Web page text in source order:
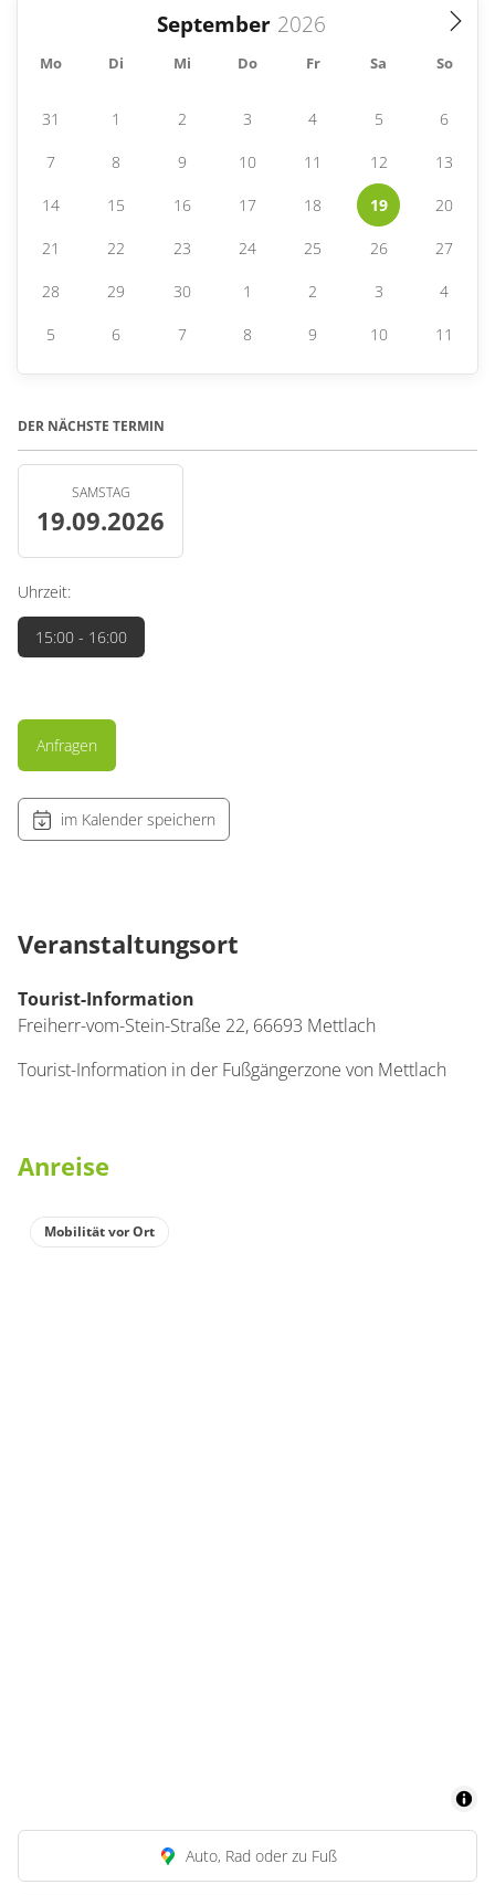
September
Mo Di Mi Do Fr Sa So
31 1 2 3 4 5 6
7 8 9 10 11 12 13
14 15 16 17 18 19 20
21 22 23 24 25 26 27
28 29 30 1 2 3 4
5 6 7 8 9 10 11
DER NÄCHSTE TERMIN
SAMSTAG
19.09.2026
Uhrzeit:
15:00 - 16:00
Anfragen
im Kalender speichern
Veranstaltungsort
Tourist-Information
Freiherr-vom-Stein-Straße 22, 66693 Mettlach
Tourist-Information in der Fußgängerzone von Mettlach
Anreise
Mobilität vor Ort
Auto, Rad oder zu Fuß